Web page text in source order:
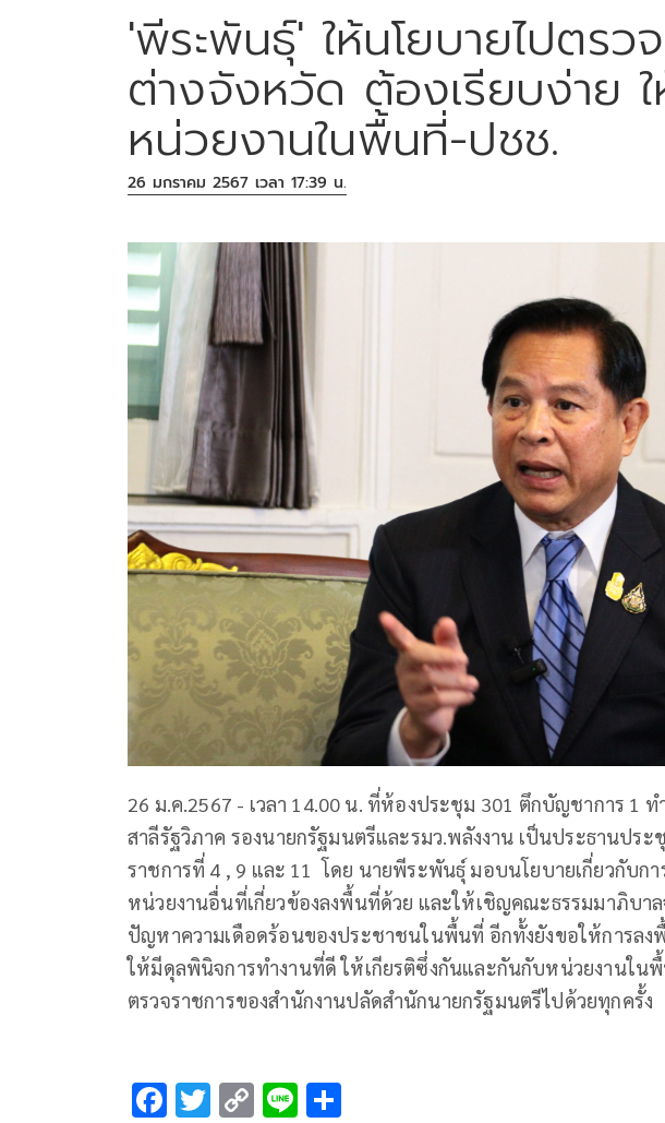
'พีระพันธุ์' ให้นโยบายไปตรว
ต่างจังหวัด ต้องเรียบง่าย ใ
หน่วยงานในพื้นที่-ปชช.
26 มกราคม 2567 เวลา 17:39 น.
26 ม.ค.2567 - เวลา 14.00 น. ที่ห้องประชุม 301 ตึกบัญชาการ 1
สาลีรัฐวิภาค รองนายกรัฐมนตรีและรมว.พลังงาน เป็นประธานปร
ราชการที่ 4 , 9 และ 11 โดย นายพีระพันธุ์ มอบนโยบายเกี่ยวกับ
หน่วยงานอื่นที่เกี่ยวข้องลงพื้นที่ด้วย และให้เชิญคณะธรรมมาภิบา
ปัญหาความเดือดร้อนของประชาชนในพื้นที่ อีกทั้งยังขอให้การลง
ให้มีดุลพินิจการทำงานที่ดี ให้เกียรติซึ่งกันและกันกับหน่วยงานใน
ตรวจราชการของสำนักงานปลัดสำนักนายกรัฐมนตรีไปด้วยทุกครั้ง
F T C Li